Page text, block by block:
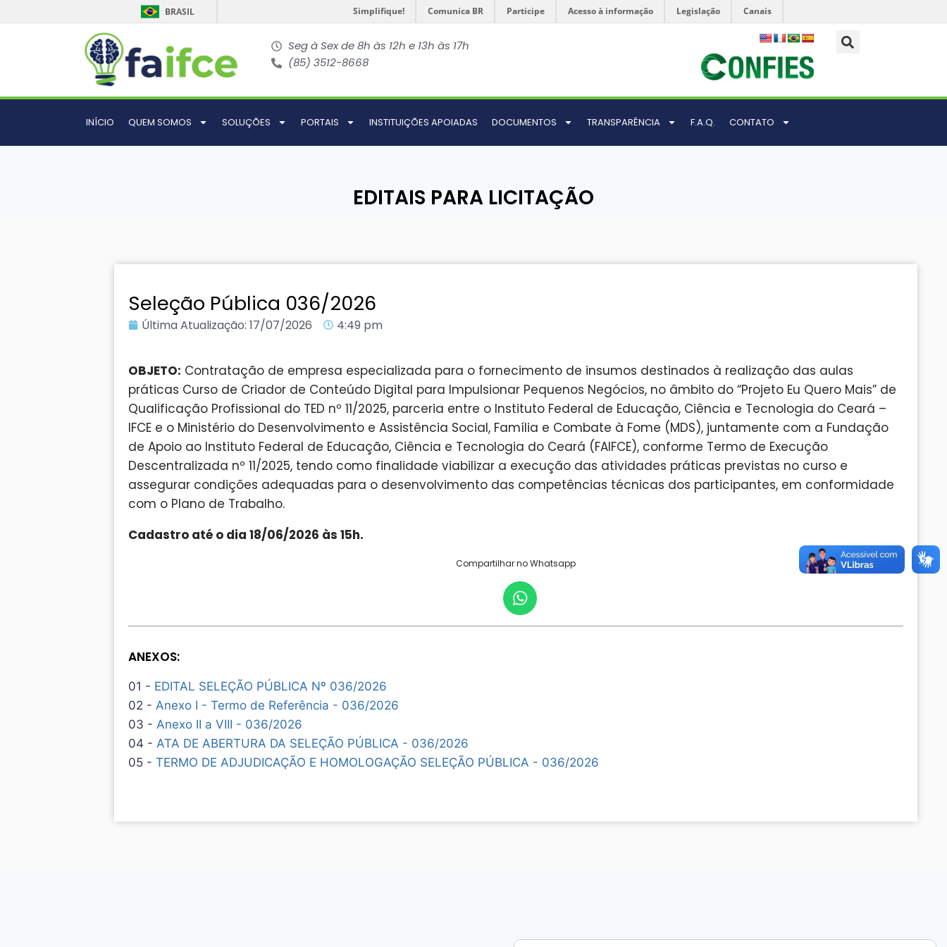
BRASIL Simplifique! Comunica BR Participe Acesso à informação Legislação Canais
Seg à Sex de 8h às 12h e 13h às 17h
(85) 3512-8668
INÍCIO QUEM SOMOS SOLUÇÕES PORTAIS INSTITUIÇÕES APOIADAS DOCUMENTOS TRANSPARÊNCIA F.A.Q. CONTATO
EDITAIS PARA LICITAÇÃO
Seleção Pública 036/2026
Última Atualização: 17/07/2026 4:49 pm
OBJETO: Contratação de empresa especializada para o fornecimento de insumos destinados à realização das aulas
práticas Curso de Criador de Conteúdo Digital para Impulsionar Pequenos Negócios, no âmbito do “Projeto Eu Quero Mais” de
Qualificação Profissional do TED nº 11/2025, parceria entre o Instituto Federal de Educação, Ciência e Tecnologia do Ceará –
IFCE e o Ministério do Desenvolvimento e Assistência Social, Família e Combate à Fome (MDS), juntamente com a Fundação
de Apoio ao Instituto Federal de Educação, Ciência e Tecnologia do Ceará (FAIFCE), conforme Termo de Execução
Descentralizada nº 11/2025, tendo como finalidade viabilizar a execução das atividades práticas previstas no curso e
assegurar condições adequadas para o desenvolvimento das competências técnicas dos participantes, em conformidade
com o Plano de Trabalho.
Cadastro até o dia 18/06/2026 às 15h.
Compartilhar no Whatsapp
ANEXOS:
01 - EDITAL SELEÇÃO PÚBLICA Nº 036/2026
02 - Anexo I - Termo de Referência - 036/2026
03 - Anexo II a VIII - 036/2026
04 - ATA DE ABERTURA DA SELEÇÃO PÚBLICA - 036/2026
05 - TERMO DE ADJUDICAÇÃO E HOMOLOGAÇÃO SELEÇÃO PÚBLICA - 036/2026